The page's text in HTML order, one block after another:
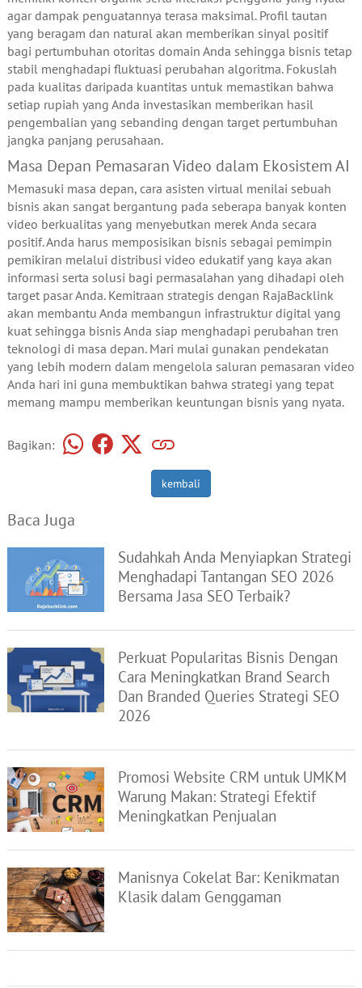
agar dampak penguatannya terasa maksimal. Profil tautan
yang beragam dan natural akan memberikan sinyal positif
bagi pertumbuhan otoritas domain Anda sehingga bisnis tetap
stabil menghadapi fluktuasi perubahan algoritma. Fokuslah
pada kualitas daripada kuantitas untuk memastikan bahwa
setiap rupiah yang Anda investasikan memberikan hasil
pengembalian yang sebanding dengan target pertumbuhan
jangka panjang perusahaan.
Masa Depan Pemasaran Video dalam Ekosistem AI
Memasuki masa depan, cara asisten virtual menilai sebuah
bisnis akan sangat bergantung pada seberapa banyak konten
video berkualitas yang menyebutkan merek Anda secara
positif. Anda harus memposisikan bisnis sebagai pemimpin
pemikiran melalui distribusi video edukatif yang kaya akan
informasi serta solusi bagi permasalahan yang dihadapi oleh
target pasar Anda. Kemitraan strategis dengan RajaBacklink
akan membantu Anda membangun infrastruktur digital yang
kuat sehingga bisnis Anda siap menghadapi perubahan tren
teknologi di masa depan. Mari mulai gunakan pendekatan
yang lebih modern dalam mengelola saluran pemasaran video
Anda hari ini guna membuktikan bahwa strategi yang tepat
memang mampu memberikan keuntungan bisnis yang nyata.
Bagikan:
kembali
Baca Juga
Sudahkah Anda Menyiapkan Strategi
Menghadapi Tantangan SEO 2026
Bersama Jasa SEO Terbaik?
Perkuat Popularitas Bisnis Dengan
Cara Meningkatkan Brand Search
Dan Branded Queries Strategi SEO
2026
Promosi Website CRM untuk UMKM
Warung Makan: Strategi Efektif
Meningkatkan Penjualan
Manisnya Cokelat Bar: Kenikmatan
Klasik dalam Genggaman